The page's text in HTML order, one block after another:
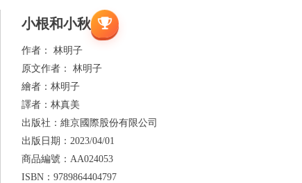
小根和小秋
作者： 林明子
原文作者： 林明子
繪者： 林明子
譯者： 林真美
出版社： 維京國際股份有限公司
出版日期： 2023/04/01
商品編號： AA024053
ISBN： 9789864404797